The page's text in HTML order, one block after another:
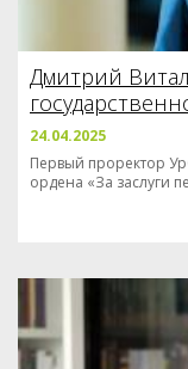
Дмитрий
24.04.2025
Первый проректор
ордена «За заслуги